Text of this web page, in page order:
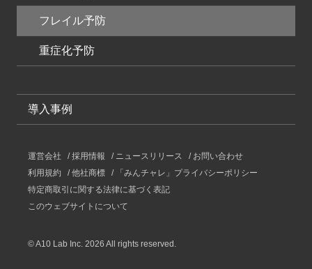
フレイル予防
重症化予防
導入事例
運営会社 採用情報 ニュースリリース
お問い合わせ
利用規約
他社商標
「みんチャレ」プライバシーポリシー
特定商取引に関する法律に基づく表記
このウェブサイトについて
© A10 Lab Inc. 2026 All rights reserved.